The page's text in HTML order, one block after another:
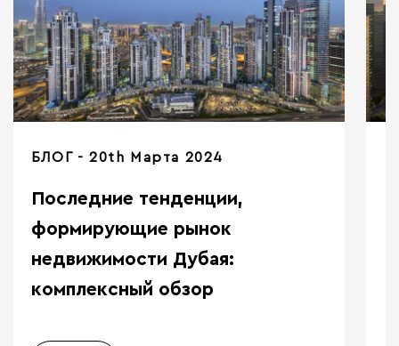
БЛОГ 20th Марта 2024
Последние тенденции,
формирующие рынок
недвижимости Дубая:
комплексный обзор